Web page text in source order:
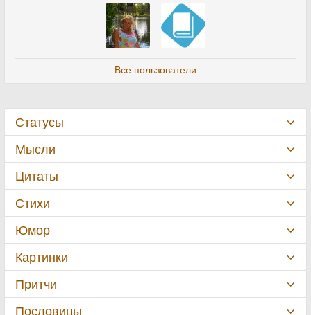
Все пользователи
Статусы
Мысли
Цитаты
Стихи
Юмор
Картинки
Притчи
Пословицы